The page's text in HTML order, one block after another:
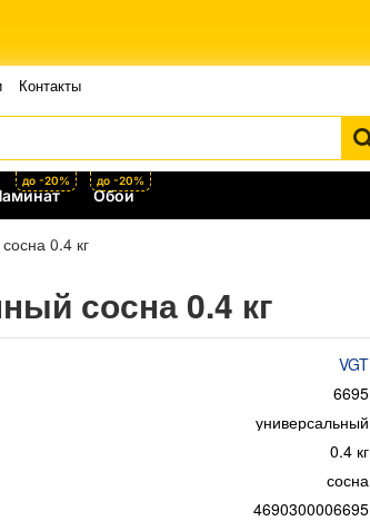
Контакты
до -20%
Обои
до -20%
0.4 кг
сосна 0.4 кг
VGT
6695
универсальный
0.4 кг
сосна
4690300006695